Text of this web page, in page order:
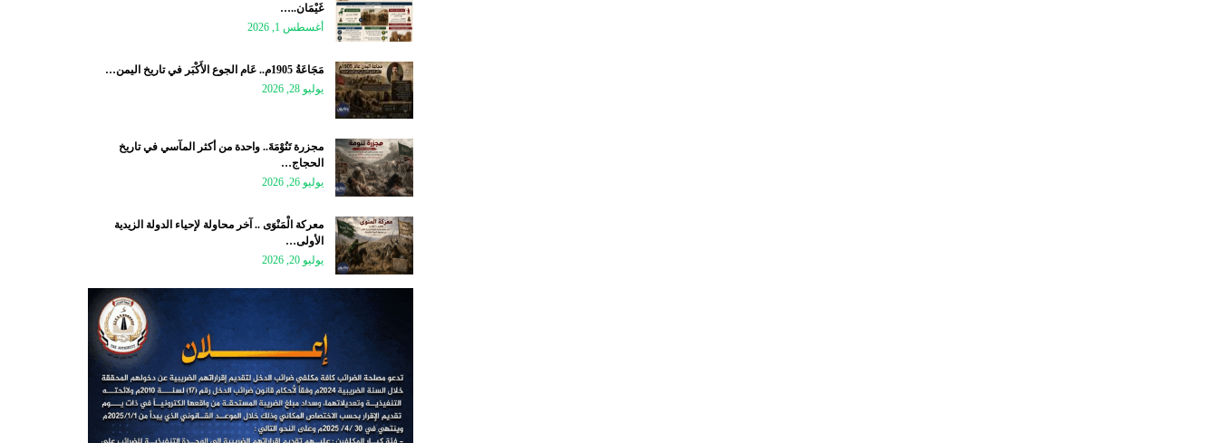
غَيْمَان..…
أغسطس 1, 2026
مَجَاعَةُ 1905م.. عَام الجوع الأَكْبَر في تاريخ اليمن…
يوليو 28, 2026
مجزرة تَنُوْمَةَ.. واحدة من أكثر المآسي في تاريخ
الحجاج…
يوليو 26, 2026
معركة الْمَنْوَى .. آخر محاولة لإحياء الدولة الزيدية
الأولى…
يوليو 20, 2026